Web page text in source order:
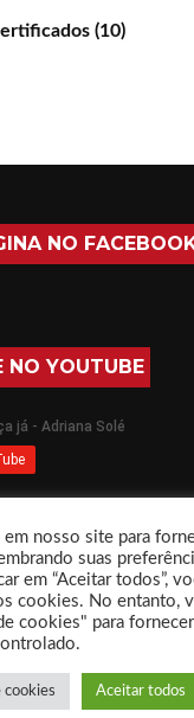
(10)
NO
NO YOUTUBE
Adriana Solé by
Livros Fórum
nosso site para
suas
em “Aceitar todos”,
cookies. No entanto,
cookies" para
cookies Aceitar todos